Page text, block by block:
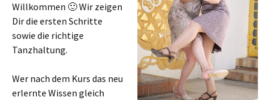
Willkommen 🙂 Wir zeigen
Dir die ersten Schritte
sowie die richtige
Tanzhaltung.
Wer nach dem Kurs das neu
erlernte Wissen gleich